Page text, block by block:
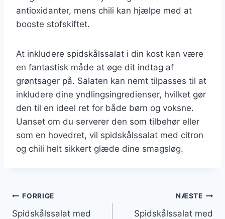
antioxidanter, mens chili kan hjælpe med at
booste stofskiftet.
At inkludere spidskålssalat i din kost kan være
en fantastisk måde at øge dit indtag af
grøntsager på. Salaten kan nemt tilpasses til at
inkludere dine yndlingsingredienser, hvilket gør
den til en ideel ret for både børn og voksne.
Uanset om du serverer den som tilbehør eller
som en hovedret, vil spidskålssalat med citron
og chili helt sikkert glæde dine smagsløg.
Indlægsnavigation
FORRIGE
Spidskålssalat med
NÆSTE
Spidskålssalat med